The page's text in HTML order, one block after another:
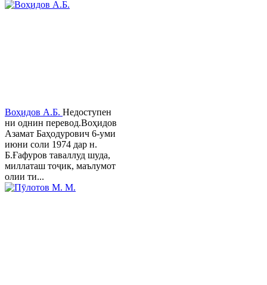
Воҳидов А.Б. Недоступен
ни однин перевод.Воҳидов
Азамат Баҳодурович 6-уми
июни соли 1974 дар н.
Б.Ғафуров таваллуд шуда,
миллаташ тоҷик, маълумот
олии ти...